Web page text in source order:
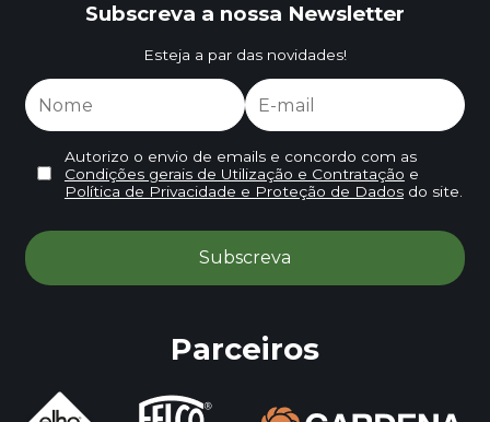
Subscreva a nossa Newsletter
Esteja a par das novidades!
Autorizo o envio de emails e concordo com as
Condições gerais de Utilização e Contratação e
Política de Privacidade e Proteção de Dadosdo site.
Parceiros